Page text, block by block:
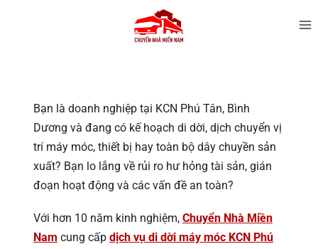
Bạn là doanh nghiệp tại KCN Phú Tân, Bình
Dương và đang có kế hoạch di dời, dịch chuyển vị
trí máy móc, thiết bị hay toàn bộ dây chuyền sản
xuất? Bạn lo lắng về rủi ro hư hỏng tài sản, gián
đoạn hoạt động và các vấn đề an toàn?
Với hơn 10 năm kinh nghiệm, Chuyển Nhà Miền
Nam cung cấp dịch vụ di dời máy móc KCN Phú